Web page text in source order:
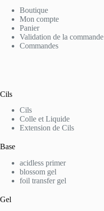
Boutique
Mon compte
Panier
Validation de la commande
Commandes
Cils
Cils
Colle et Liquide
Extension de Cils
Base
acidless primer
blossom gel
foil transfer gel
Gel